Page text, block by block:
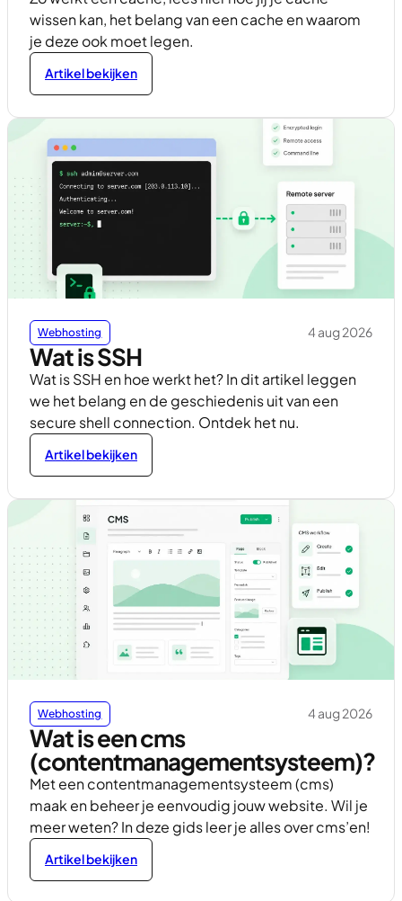
wissen kan, het belang van een cache en waarom
je deze ook moet legen.
Artikel bekijken
Webhosting 4 aug 2026
Wat is SSH
Wat is SSH en hoe werkt het? In dit artikel leggen
we het belang en de geschiedenis uit van een
secure shell connection. Ontdek het nu.
Artikel bekijken
Webhosting 4 aug 2026
Wat is een cms
(contentmanagementsysteem)?
Met een contentmanagementsysteem (cms)
maak en beheer je eenvoudig jouw website. Wil je
meer weten? In deze gids leer je alles over cms’en!
Artikel bekijken